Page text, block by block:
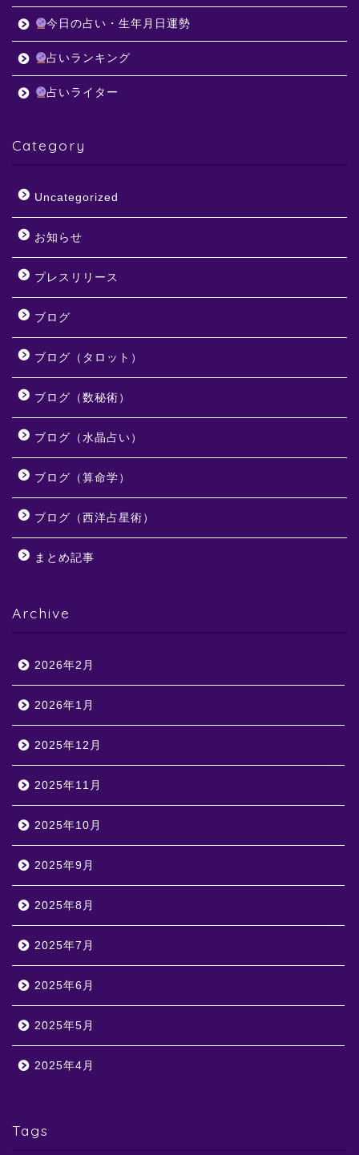
今日の占い・生年月日運勢
占いランキング
占いライター
Category
Uncategorized
お知らせ
プレスリリース
ブログ
ブログ（タロット）
ブログ（数秘術）
ブログ（水晶占い）
ブログ（算命学）
ブログ（西洋占星術）
まとめ記事
Archive
2026年2月
2026年1月
2025年12月
2025年11月
2025年10月
2025年9月
2025年8月
2025年7月
2025年6月
2025年5月
2025年4月
Tags